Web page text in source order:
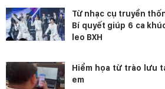
Từ nhạc cụ truyền
Bí quyết giúp 6 ca
leo BXH
Hiểm họa từ trào lưu
em